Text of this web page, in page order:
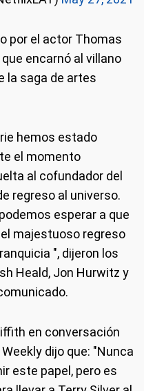
por el actor Thomas
encarnó al villano
la saga de artes
hemos estado
el momento
al cofundador del
regreso al universo.
esperar a que
majestuoso regreso
", dijeron los
Heald, Jon Hurwitz y
en conversación
dijo que: "Nunca
este papel, pero es